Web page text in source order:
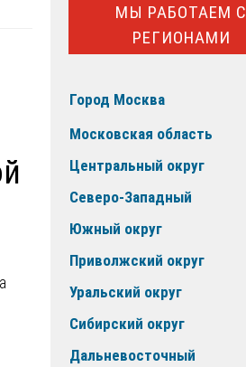
МЫ РАБОТАЕМ С
РЕГИОНАМИ
Город Москва
Московская область
Центральный округ
Северо-Западный
Южный округ
Приволжский округ
Уральский округ
Сибирский округ
Дальневосточный